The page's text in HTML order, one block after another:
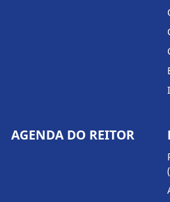
AGENDA DO REITOR